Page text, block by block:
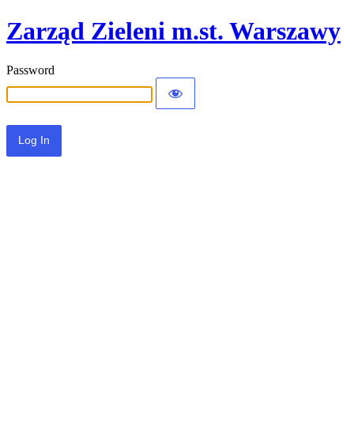
Zarząd Zieleni m.st. Warszawy
Password